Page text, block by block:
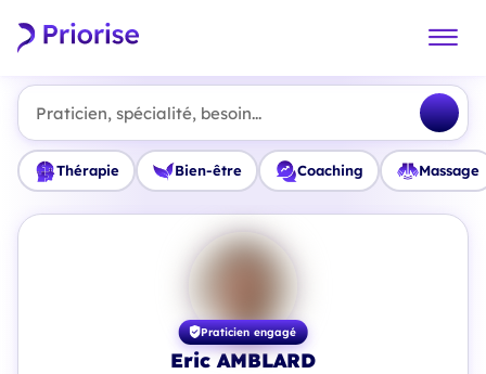
Praticien, spécialité, besoin...
Thérapie Bien-être Coaching Massage
Praticien engagé
Eric AMBLARD